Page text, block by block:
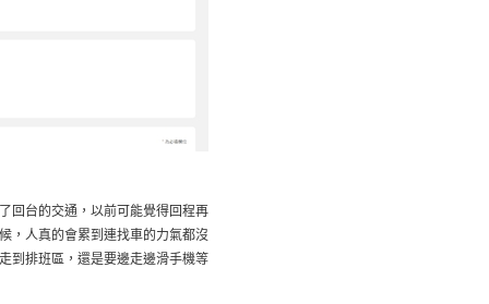
回台的交通，以前可能覺得回程再
，人真的會累到連找車的力氣都沒
到排班區，還是要邊走邊滑手機等